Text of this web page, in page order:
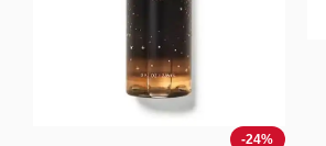
-24%